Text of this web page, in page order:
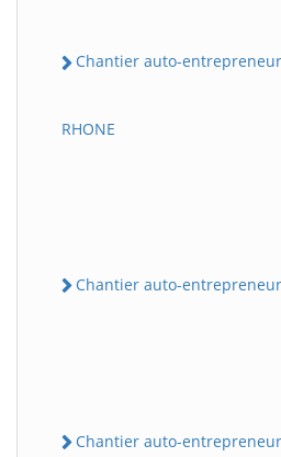
Chantier auto-entrepreneur
RHONE
Chantier auto-entrepreneur
Chantier auto-entrepreneur